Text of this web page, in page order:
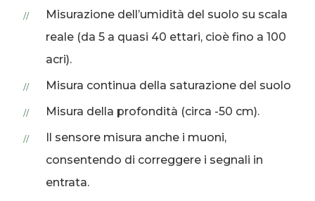
Misurazione dell’umidità del suolo su scala
reale (da 5 a quasi 40 ettari, cioè fino a 100
acri).
Misura continua della saturazione del suolo
Misura della profondità (circa -50 cm).
Il sensore misura anche i muoni,
consentendo di correggere i segnali in
entrata.